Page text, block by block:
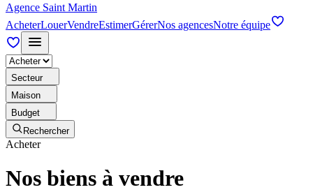
Agence Saint Martin
AcheterLouerVendreEstimerGérerNos agencesNotre équipe
Secteur
Maison
Budget
Rechercher
Acheter
Nos biens à vendre